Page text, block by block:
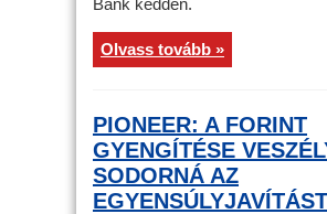
Bank kedden.
Olvass tovább »
PIONEER: A FORINT
GYENGÍTÉSE
SODORNÁ AZ
EGYENSÚLYJAVÍTÁST